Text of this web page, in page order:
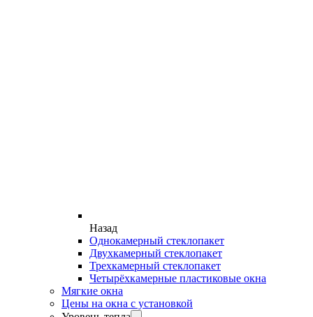
Назад
Однокамерный стеклопакет
Двухкамерный стеклопакет
Трехкамерный стеклопакет
Четырёхкамерные пластиковые окна
Мягкие окна
Цены на окна с установкой